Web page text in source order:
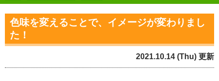
色味を変えることで、イメージが変わりまし
た！
2021.10.14 (Thu) 更新